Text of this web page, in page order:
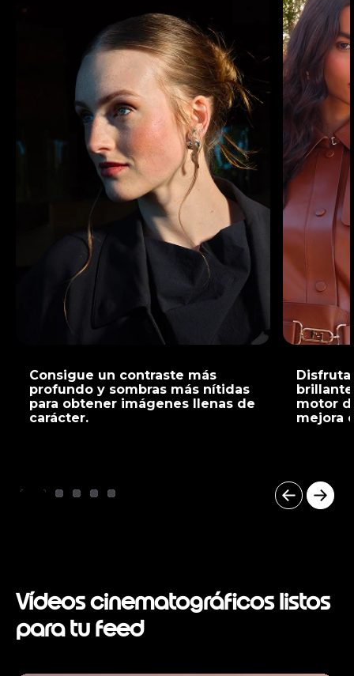
Consigue un contraste más
profundo y sombras más nítidas
para obtener imágenes llenas de
carácter.
motor
mejora
o
f
5
Vídeos cinematográficos listos
para tu feed